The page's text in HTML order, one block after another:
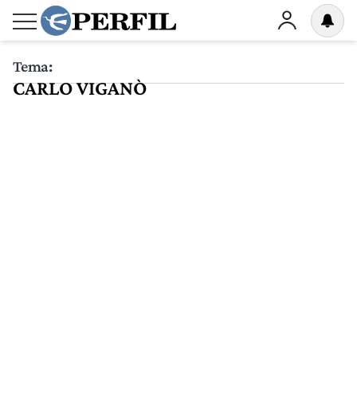
Tema:
CARLO VIGANÒ